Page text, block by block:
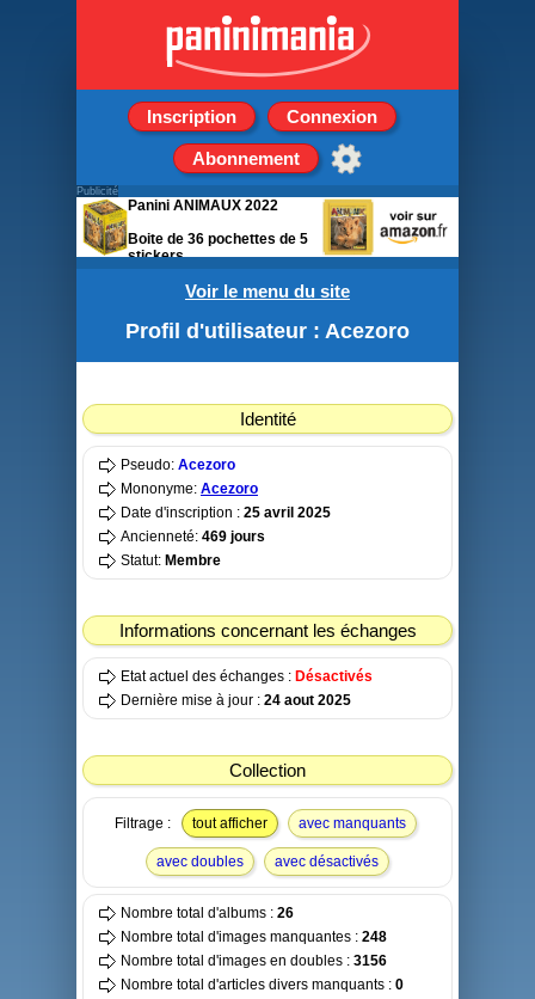
Inscription Connexion
Abonnement
Voir le menu du site
Profil d'utilisateur : Acezoro
Identité
Pseudo: Acezoro
Mononyme: Acezoro
Date d'inscription : 25 avril 2025
Ancienneté: 469 jours
Statut: Membre
Informations concernant les échanges
Etat actuel des échanges : Désactivés
Dernière mise à jour : 24 aout 2025
Collection
Filtrage : tout afficher avec manquants
avec doubles avec désactivés
Nombre total d'albums : 26
Nombre total d'images manquantes : 248
Nombre total d'images en doubles : 3156
Nombre total d'articles divers manquants : 0
Publicité
Panini ANIMAUX 2022
Boite de 36 pochettes de 5
stickers